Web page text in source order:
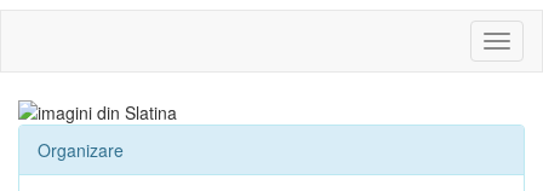
sau
Organizare